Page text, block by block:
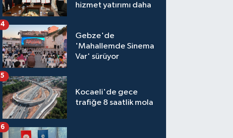
hizmet yatırımı daha
Gebze'de
'Mahallemde Sinema
Var' sürüyor
4
Kocaeli'de gece
trafiğe 8 saatlik mola
5
6